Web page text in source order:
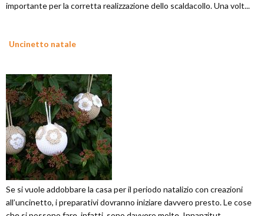
importante per la corretta realizzazione dello scaldacollo. Una volt...
Uncinetto natale
Se si vuole addobbare la casa per il periodo natalizio con creazioni
all’uncinetto, i preparativi dovranno iniziare davvero presto. Le cose